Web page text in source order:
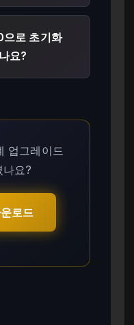
로 초기화
요?
업그레이드
나요?
로드